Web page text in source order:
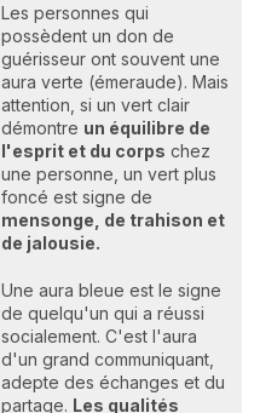
Les personnes qui
possèdent un don de
guérisseur ont souvent une
aura verte (émeraude). Mais
attention, si un vert clair
démontre un équilibre de
l'esprit et du corps chez
une personne, un vert plus
foncé est signe de
mensonge, de trahison et
de jalousie.
Une aura bleue est le signe
de quelqu'un qui a réussi
socialement. C'est l'aura
d'un grand communiquant,
adepte des échanges et du
partage. Les qualités